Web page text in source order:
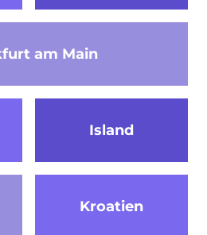
am Main
Island
Kroatien